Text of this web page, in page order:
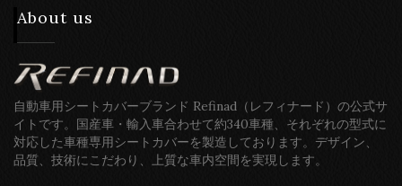
About us
自動車用シートカバーブランド Refinad（レフィナード）の公式サ
イトです。国産車・輸入車合わせて約340車種、それぞれの型式に
対応した車種専用シートカバーを製造しております。デザイン、
品質、技術にこだわり、上質な車内空間を実現します。